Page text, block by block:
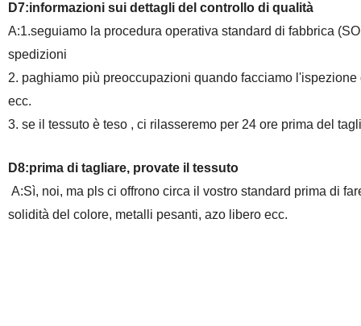
D7:informazioni sui dettagli del controllo di qualità
A:1.seguiamo la procedura operativa standard di fabbrica
spedizioni
2. paghiamo più preoccupazioni quando facciamo
ecc.
3. se il tessuto è teso , ci rilasseremo per 24 ore prima del
D8:prima di tagliare, provate il tessuto
A:Sì, noi, ma pls ci offrono circa il vostro standard prima di
solidità del colore, metalli pesanti, azo libero ecc.